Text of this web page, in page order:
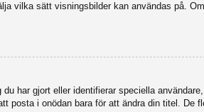
vilka sätt visningsbilder kan användas på.
har gjort eller identifierar speciella
posta i onödan bara för att ändra din titel.